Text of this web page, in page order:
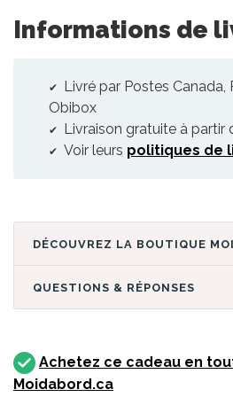
Informations de
Livré par Postes Canada,
Obibox
Livraison gratuite à partir
Voir leurs politiques de
QUESTIONS & RÉPONSES
Achetez ce cadeau en
Moidabord.ca